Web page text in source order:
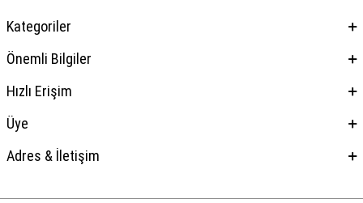
Kategoriler
Önemli Bilgiler
Hızlı Erişim
Üye
Adres & İletişim